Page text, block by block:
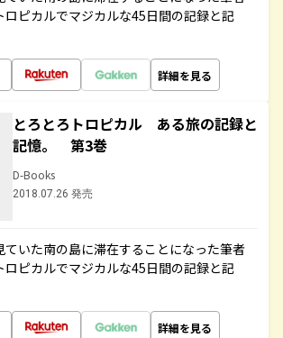
ロピカルでマジカルな45日間の記録と記
詳細を見る
とろとろトロピカル ある旅の記録と
記憶。 第3巻
D-Books
2018.07.26 発売
ていた南の島に滞在することになった筆者
ロピカルでマジカルな45日間の記録と記
詳細を見る